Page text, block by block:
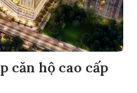
căn hộ cao cấp